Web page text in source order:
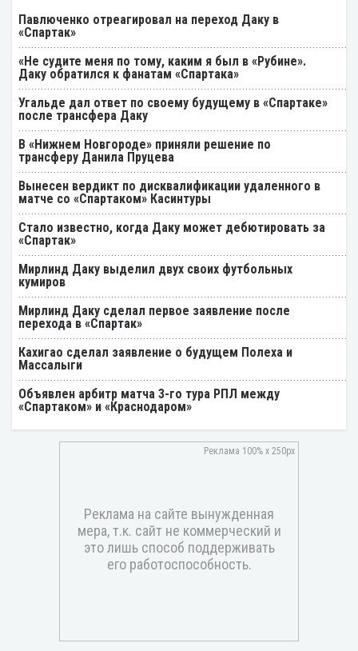
Павлюченко отреагировал на переход Даку в
«Спартак»
«Не судите меня по тому, каким я был в «Рубине».
Даку обратился к фанатам «Спартака»
Угальде дал ответ по своему будущему в «Спартаке»
после трансфера Даку
В «Нижнем Новгороде» приняли решение по
трансферу Данила Пруцева
Вынесен вердикт по дисквалификации удаленного в
матче со «Спартаком» Касинтуры
Стало известно, когда Даку может дебютировать за
«Спартак»
Мирлинд Даку выделил двух своих футбольных
кумиров
Мирлинд Даку сделал первое заявление после
перехода в «Спартак»
Кахигао сделал заявление о будущем Полеха и
Массалыги
Объявлен арбитр матча 3-го тура РПЛ между
«Спартаком» и «Краснодаром»